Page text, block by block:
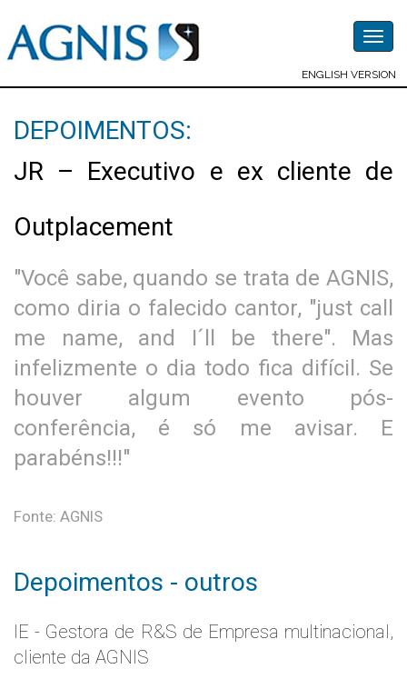
ENGLISH VERSION
DEPOIMENTOS:
JR – Executivo e ex cliente de
Outplacement
"Você sabe, quando se trata de AGNIS,
como diria o falecido cantor, "just call
me name, and I´ll be there". Mas
infelizmente o dia todo fica difícil. Se
houver algum evento pós-
conferência, é só me avisar. E
parabéns!!!"
Fonte: AGNIS
Depoimentos - outros
IE - Gestora de R&S de Empresa multinacional,
cliente da AGNIS